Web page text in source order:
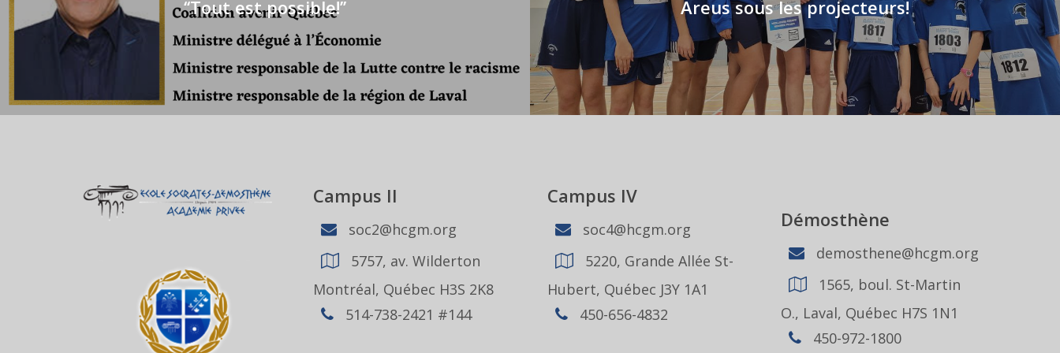
‘‘Tout est possible!’’ Areus sous les projecteurs!
Campus II
soc2@hcgm.org
5757, av. Wilderton
Montréal, Québec H3S 2K8
514-738-2421 #144
Campus IV
soc4@hcgm.org
5220, Grande Allée St-
Hubert, Québec J3Y 1A1
450-656-4832
Démosthène
demosthene@hcgm.org
1565, boul. St-Martin
O., Laval, Québec H7S 1N1
450-972-1800